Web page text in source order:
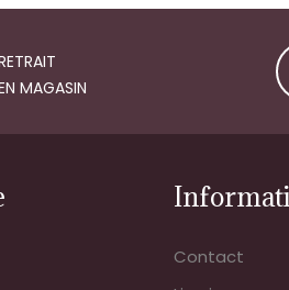
MAGASIN
Contact